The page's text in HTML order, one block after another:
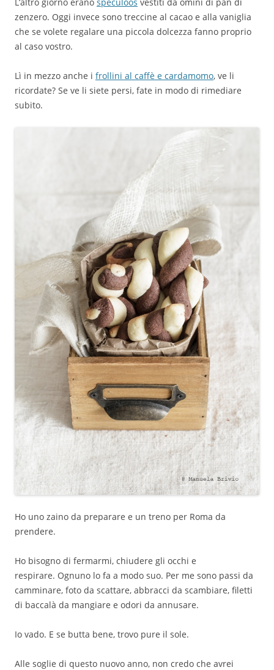
L’altro giorno erano speculoos vestiti da omini di pan di
zenzero. Oggi invece sono treccine al cacao e alla vaniglia
che se volete regalare una piccola dolcezza fanno proprio
al caso vostro.
Lì in mezzo anche i frollini al caffè e cardamomo, ve li
ricordate? Se ve li siete persi, fate in modo di rimediare
subito.
Ho uno zaino da preparare e un treno per Roma da
prendere.
Ho bisogno di fermarmi, chiudere gli occhi e
respirare. Ognuno lo fa a modo suo. Per me sono passi da
camminare, foto da scattare, abbracci da scambiare, filetti
di baccalà da mangiare e odori da annusare.
Io vado. E se butta bene, trovo pure il sole.
Alle soglie di questo nuovo anno, non credo che avrei